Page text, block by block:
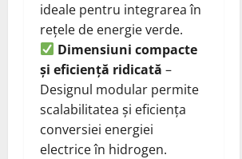
ideale pentru integrarea în
rețele de energie verde.
Dimensiuni compacte
și eficiență ridicată –
Designul modular permite
scalabilitatea și eficiența
conversiei energiei
electrice în hidrogen.